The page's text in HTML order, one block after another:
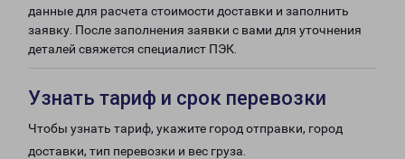
данные для расчета стоимости доставки и заполнить
заявку. После заполнения заявки с вами для уточнения
деталей свяжется специалист ПЭК.
Узнать тариф и срок перевозки
Чтобы узнать тариф, укажите город отправки, город
доставки, тип перевозки и вес груза.